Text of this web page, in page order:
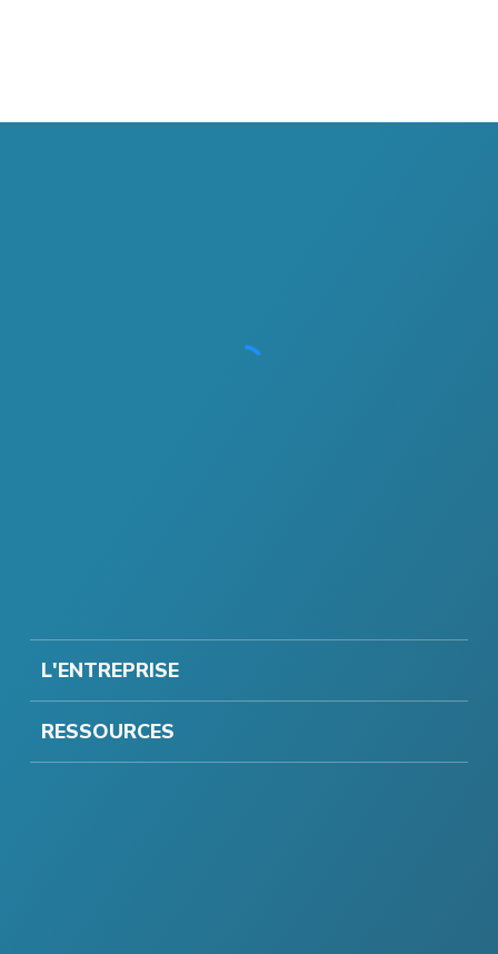
L'ENTREPRISE
RESSOURCES